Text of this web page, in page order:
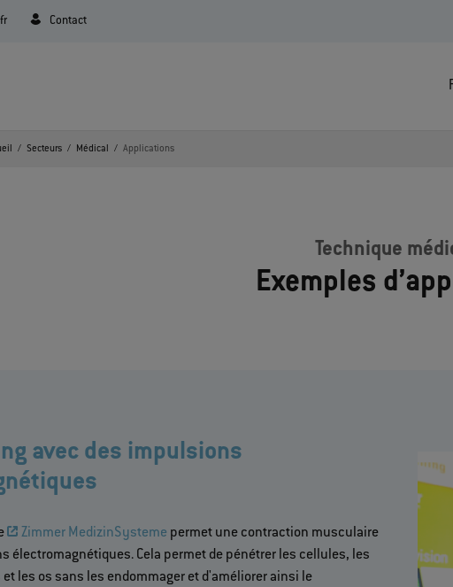
Contact
Secteurs Médical Applications
Technique
Exemples
avec des impulsions
Zimmer MedizinSysteme permet une contraction musculaire
électromagnétiques. Cela permet de pénétrer les cellules, les
les os sans les endommager et d'améliorer ainsi le